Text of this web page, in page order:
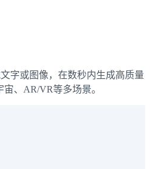
字或图像，在数秒内生成高质量
、AR/VR等多场景。